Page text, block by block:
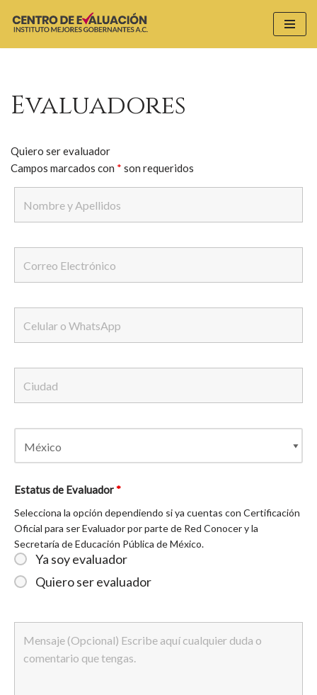
Evaluadores
Quiero ser evaluador
Campos marcados con * son requeridos
Estatus de Evaluador*
Ya soy evaluador
Quiero ser evaluador
Selecciona la opción dependiendo si ya cuentas con Certificación
Oficial para ser Evaluador por parte de Red Conocer y la
Secretaría de Educación Pública de México.